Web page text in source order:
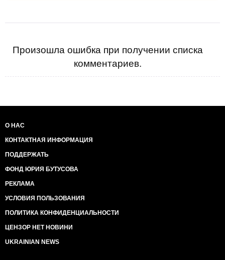
Произошла ошибка при получении списка
комментариев.
О НАС
КОНТАКТНАЯ ИНФОРМАЦИЯ
ПОДДЕРЖАТЬ
ФОНД ЮРИЯ БУТУСОВА
РЕКЛАМА
УСЛОВИЯ ПОЛЬЗОВАНИЯ
ПОЛИТИКА КОНФИДЕНЦИАЛЬНОСТИ
ЦЕНЗОР НЕТ НОВИНИ
UKRAINIAN NEWS